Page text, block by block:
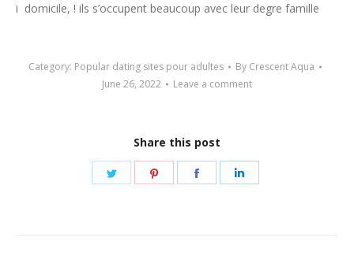
i domicile, ! ils s’occupent beaucoup avec leur degre famille
Category: Popular dating sites pour adultes By Crescent Aqua
June 26, 2022
Leave a comment
Share this post
Share
Share
Share